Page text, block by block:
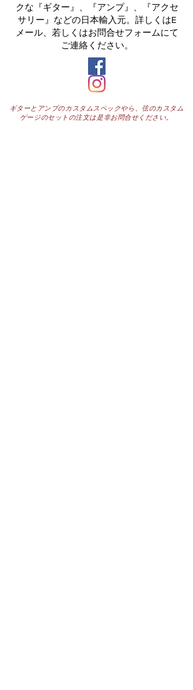
クな『ギター』、『アンプ』、『アクセ
サリー』などの日本輸入元。詳しくはE
メール、若しくはお問合せフォームにて
ご連絡ください。
ギターとアンプのカスタムスペックやら、弦のカスタム
ゲージのセットの注文は是非お問合せください。